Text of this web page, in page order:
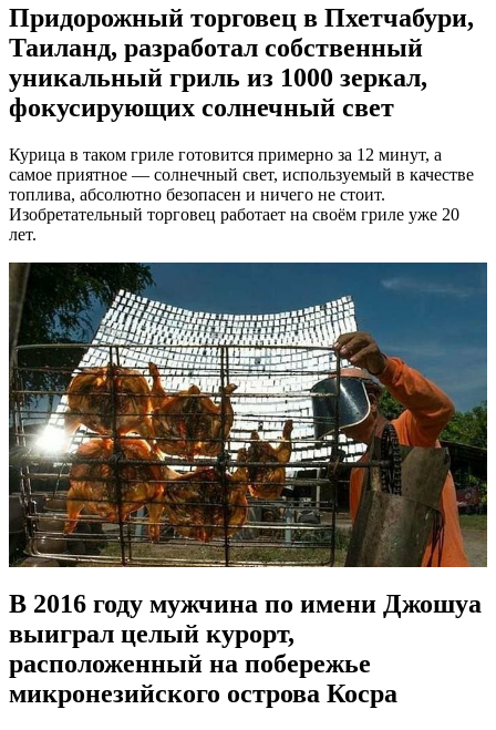
Придорожный торговец в Пхетчабури,
Таиланд, разработал собственный
уникальный гриль из 1000 зеркал,
фокусирующих солнечный свет
Курица в таком гриле готовится примерно за 12 минут, а
самое приятное — солнечный свет, используемый в качестве
топлива, абсолютно безопасен и ничего не стоит.
Изобретательный торговец работает на своём гриле уже 20
лет.
В 2016 году мужчина по имени Джошуа
выиграл целый курорт,
расположенный на побережье
микронезийского острова Косра